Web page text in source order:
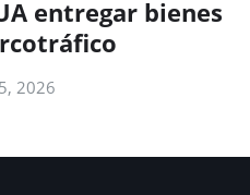
entregar bienes
2026